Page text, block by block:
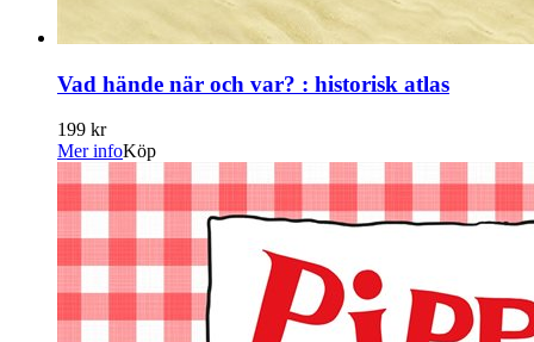
Vad hände när och var? : historisk atlas
199 kr
Mer infoKöp